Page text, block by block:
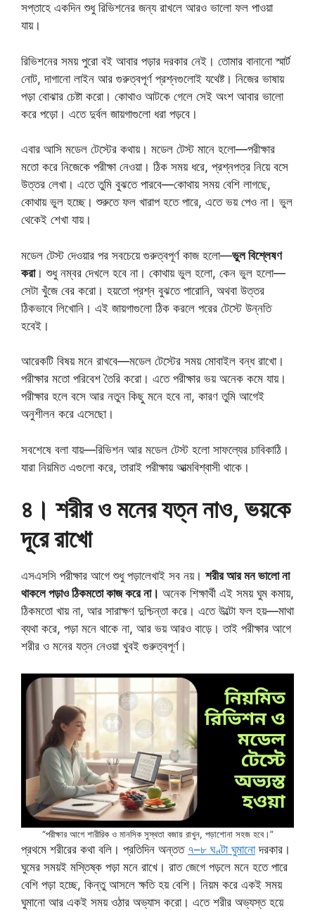
সপ্তাহে একদিন শুধু রিভিশনের জন্য রাখলে আরও ভালো ফল পাওয়া
যায়।
রিভিশনের সময় পুরো বই আবার পড়ার দরকার নেই। তোমার বানানো স্মার্ট
নোট, দাগানো লাইন আর গুরুত্বপূর্ণ প্রশ্নগুলোই যথেষ্ট। নিজের ভাষায়
পড়া বোঝার চেষ্টা করো। কোথাও আটকে গেলে সেই অংশ আবার ভালো
করে পড়ো। এতে দুর্বল জায়গাগুলো ধরা পড়বে।
এবার আসি মডেল টেস্টের কথায়। মডেল টেস্ট মানে হলো—পরীক্ষার
মতো করে নিজেকে পরীক্ষা নেওয়া। ঠিক সময় ধরে, প্রশ্নপত্র নিয়ে বসে
উত্তর লেখা। এতে তুমি বুঝতে পারবে—কোথায় সময় বেশি লাগছে,
কোথায় ভুল হচ্ছে। শুরুতে ফল খারাপ হতে পারে, এতে ভয় পেও না। ভুল
থেকেই শেখা যায়।
মডেল টেস্ট দেওয়ার পর সবচেয়ে গুরুত্বপূর্ণ কাজ হলো—ভুল বিশ্লেষণ
করা। শুধু নম্বর দেখলে হবে না। কোথায় ভুল হলো, কেন ভুল হলো—
সেটা খুঁজে বের করো। হয়তো প্রশ্ন বুঝতে পারোনি, অথবা উত্তর
ঠিকভাবে লিখোনি। এই জায়গাগুলো ঠিক করলে পরের টেস্টে উন্নতি
হবেই।
আরেকটি বিষয় মনে রাখবে—মডেল টেস্টের সময় মোবাইল বন্ধ রাখো।
পরীক্ষার মতো পরিবেশ তৈরি করো। এতে পরীক্ষার ভয় অনেক কমে যায়।
পরীক্ষার হলে বসে আর নতুন কিছু মনে হবে না, কারণ তুমি আগেই
অনুশীলন করে এসেছো।
সবশেষে বলা যায়—রিভিশন আর মডেল টেস্ট হলো সাফল্যের চাবিকাঠি।
যারা নিয়মিত এগুলো করে, তারাই পরীক্ষায় আত্মবিশ্বাসী থাকে।
৪। শরীর ও মনের যত্ন নাও, ভয়কে
দূরে রাখো
এসএসসি পরীক্ষার আগে শুধু পড়ালেখাই সব নয়। শরীর আর মন ভালো না
থাকলে পড়াও ঠিকমতো কাজ করে না। অনেক শিক্ষার্থী এই সময় ঘুম কমায়,
ঠিকমতো খায় না, আর সারাক্ষণ দুশ্চিন্তা করে। এতে উল্টো ফল হয়—মাথা
ব্যথা করে, পড়া মনে থাকে না, আর ভয় আরও বাড়ে। তাই পরীক্ষার আগে
শরীর ও মনের যত্ন নেওয়া খুবই গুরুত্বপূর্ণ।
“পরীক্ষার আগে শারীরিক ও মানসিক সুস্থতা বজায় রাখুন, পড়াশোনা সহজ হবে।”
প্রথমে শরীরের কথা বলি। প্রতিদিন অন্তত ৭–৮ ঘণ্টা ঘুমানোদরকার।
ঘুমের সময়ই মস্তিষ্ক পড়া মনে রাখে। রাত জেগে পড়লে মনে হতে পারে
বেশি পড়া হচ্ছে, কিন্তু আসলে ক্ষতি হয় বেশি। নিয়ম করে একই সময়
ঘুমানো আর একই সময় ওঠার অভ্যাস করো। এতে শরীর অভ্যস্ত হয়ে